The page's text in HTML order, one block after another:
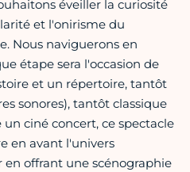
éveiller la curiosité
et l'onirisme du
Nous naviguerons en
étape sera l'occasion de
et un répertoire, tantôt
sonores), tantôt classique
un ciné concert, ce spectacle
en avant l'univers
offrant une scénographie